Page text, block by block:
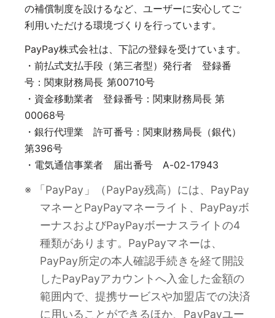
の補償制度を設けるなど、ユーザーに安心してご
利用いただける環境づくりを行っています。
PayPay株式会社は、下記の登録を受けています。
・前払式支払手段（第三者型）発行者 登録番
号：関東財務局長 第00710号
・資金移動業者 登録番号：関東財務局長 第
00068号
・銀行代理業 許可番号：関東財務局長（銀代）
第396号
・電気通信事業者 届出番号 A-02-17943
※ 「PayPay」（PayPay残高）には、PayPay
マネーとPayPayマネーライト、PayPayボ
ーナスおよびPayPayボーナスライトの4
種類があります。PayPayマネーは、
PayPay所定の本人確認手続きを経て開設
したPayPayアカウントへ入金した金額の
範囲内で、提携サービスや加盟店での決済
に用いることができるほか、PayPayユー